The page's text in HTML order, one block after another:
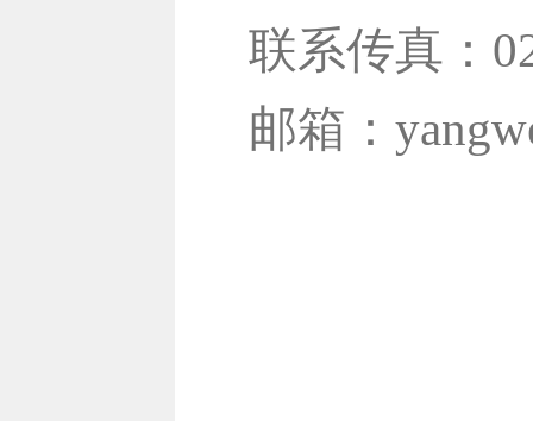
联系传真：
邮箱：